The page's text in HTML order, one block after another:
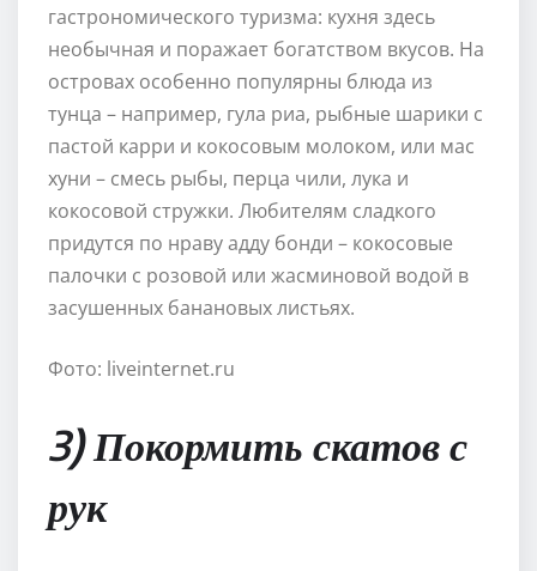
гастрономического туризма: кухня здесь
необычная и поражает богатством вкусов. На
островах особенно популярны блюда из
тунца – например, гула риа, рыбные шарики с
пастой карри и кокосовым молоком, или мас
хуни – смесь рыбы, перца чили, лука и
кокосовой стружки. Любителям сладкого
придутся по нраву адду бонди – кокосовые
палочки с розовой или жасминовой водой в
засушенных банановых листьях.
Фото: liveinternet.ru
3) Покормить скатов с
рук